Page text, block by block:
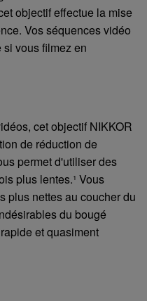
objectif effectue la mise
Vos séquences vidéo
si vous filmez en
cet objectif NIKKOR
de réduction de
permet d'utiliser des
plus lentes.¹ Vous
plus nettes au coucher du
du bougé
et quasiment